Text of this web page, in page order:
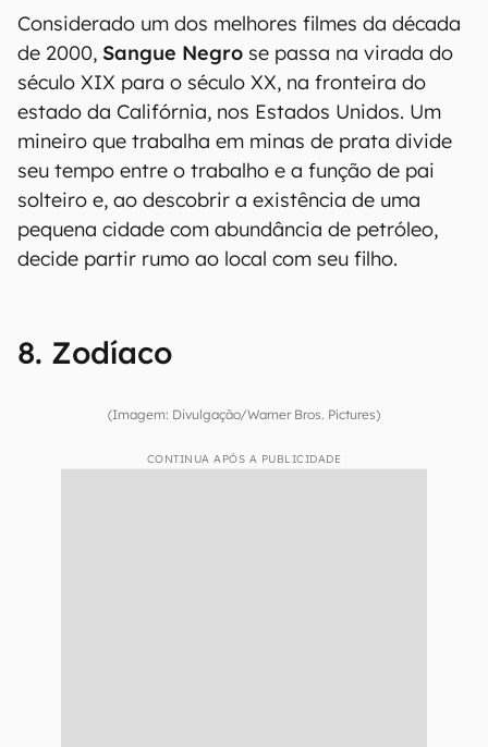
Considerado um dos melhores filmes da década
de 2000, Sangue Negro se passa na virada do
século XIX para o século XX, na fronteira do
estado da Califórnia, nos Estados Unidos. Um
mineiro que trabalha em minas de prata divide
seu tempo entre o trabalho e a função de pai
solteiro e, ao descobrir a existência de uma
pequena cidade com abundância de petróleo,
decide partir rumo ao local com seu filho.
8. Zodíaco
(Imagem: Divulgação/Warner Bros. Pictures)
CONTINUA APÓS A PUBLICIDADE